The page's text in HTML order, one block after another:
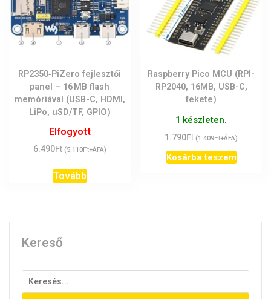
RP2350‑PiZero fejlesztői
panel – 16 MB flash
memóriával (USB-C, HDMI,
LiPo, uSD/TF, GPIO)
Elfogyott
6.490Ft (5.110Ft+ÁFA)
Tovább
Raspberry Pico MCU (RPI-
RP2040, 16MB, USB-C,
fekete)
1 készleten.
1.790Ft (1.409Ft+ÁFA)
Kosárba teszem
Kereső